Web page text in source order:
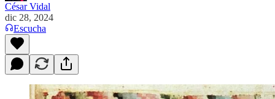
César Vidal
dic 28, 2024
Escucha